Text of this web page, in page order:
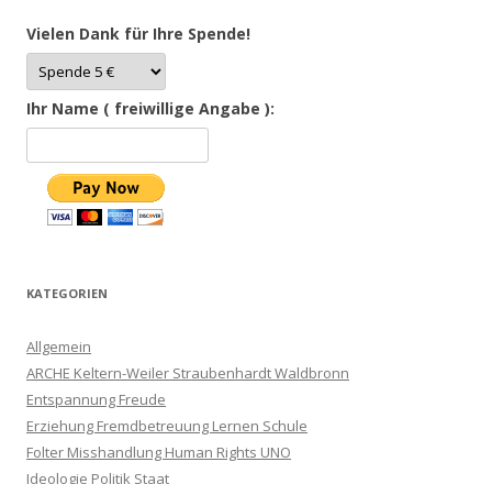
Vielen Dank für Ihre Spende!
Ihr Name ( freiwillige Angabe ):
KATEGORIEN
Allgemein
ARCHE Keltern-Weiler Straubenhardt Waldbronn
Entspannung Freude
Erziehung Fremdbetreuung Lernen Schule
Folter Misshandlung Human Rights UNO
Ideologie Politik Staat